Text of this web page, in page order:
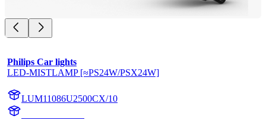
Philips Car lights
LED-MISTLAMP [≈PS24W/PSX24W]
LUM11086U2500CX/10